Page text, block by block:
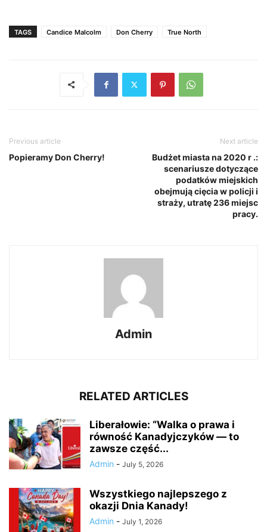
TAGS Candice Malcolm Don Cherry True North
Previous article
Popieramy Don Cherry!
Next article
Budżet miasta na 2020 r .:
scenariusze dotyczące
podatków miejskich
obejmują cięcia w policji i
straży, utratę 236 miejsc
pracy.
Admin
RELATED ARTICLES
Liberałowie: “Walka o prawa i
równość Kanadyjczyków — to
zawsze część...
Admin - July 5, 2026
Wszystkiego najlepszego z
okazji Dnia Kanady!
Admin - July 1, 2026